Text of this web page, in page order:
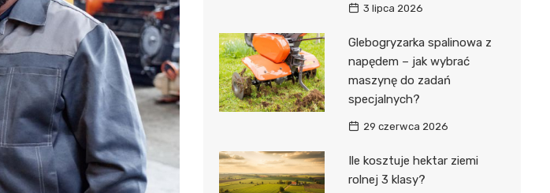
3 lipca 2026
Glebogryzarka spalinowa z
napędem – jak wybrać
maszynę do zadań
specjalnych?
29 czerwca 2026
Ile kosztuje hektar ziemi
rolnej 3 klasy?